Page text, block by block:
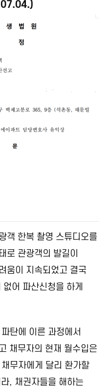
객 한복 촬영 스튜디오를
로 관광객의 발길이
움이 지속되었고 결국
어 파산신청을 하게
탄에 이른 과정에서
채무자의 현재 월수입은
무자에게 달리 환가할
, 채권자들을 해하는